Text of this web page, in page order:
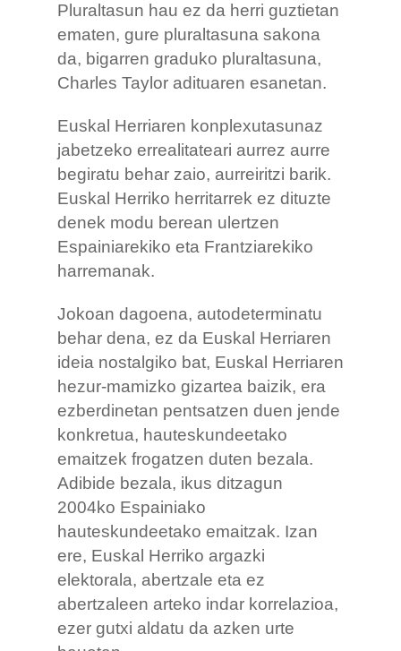
Pluraltasun hau ez da herri guztietan
ematen, gure pluraltasuna sakona
da, bigarren graduko pluraltasuna,
Charles Taylor adituaren esanetan.
Euskal Herriaren konplexutasunaz
jabetzeko errealitateari aurrez aurre
begiratu behar zaio, aurreiritzi barik.
Euskal Herriko herritarrek ez dituzte
denek modu berean ulertzen
Espainiarekiko eta Frantziarekiko
harremanak.
Jokoan dagoena, autodeterminatu
behar dena, ez da Euskal Herriaren
ideia nostalgiko bat, Euskal Herriaren
hezur-mamizko gizartea baizik, era
ezberdinetan pentsatzen duen jende
konkretua, hauteskundeetako
emaitzek frogatzen duten bezala.
Adibide bezala, ikus ditzagun
2004ko Espainiako
hauteskundeetako emaitzak. Izan
ere, Euskal Herriko argazki
elektorala, abertzale eta ez
abertzaleen arteko indar korrelazioa,
ezer gutxi aldatu da azken urte